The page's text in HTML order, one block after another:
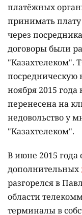
платёжных
принимать плату
через
договоры были
"Казахтелеком".
посредническую
ноября 2015
перенесена на
недовольство у
"Казахтелеком".
В июне 2015 года
дополнительных
разгорелся в
области
терминалы в